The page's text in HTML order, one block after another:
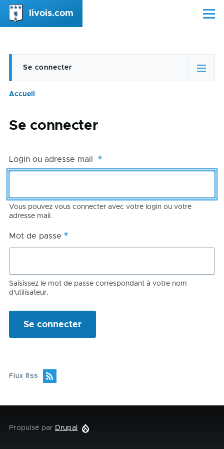
Aller au contenu principal
livois.com Menu
Onglets
principaux
Se connecter
d'Ariane
Accueil
Se connecter
Login ou adresse mail
Vous pouvez vous connecter avec votre login ou votre
adresse mail.
Mot de passe
Saisissez le mot de passe correspondant à votre nom
d'utilisateur.
Flux RSS
Propulsé par Drupal